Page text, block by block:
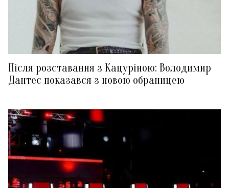
Після розставання з Кацуріною: Володимир
Дантес показався з новою обраницею